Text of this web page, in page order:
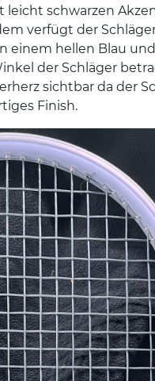
leicht schwarzen
verfügt der
einem hellen Blau
der Schläger
sichtbar da der
Finish.